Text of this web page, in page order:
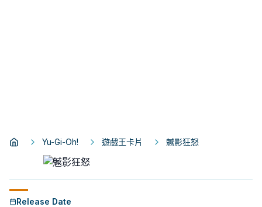
Yu-Gi-Oh! 遊戲王卡片 魊影狂怒
Release Date